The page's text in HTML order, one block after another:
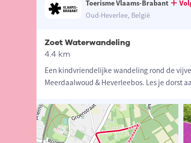
Toerisme Vlaams-Brabant
Oud-Heverlee, België
Zoet Waterwandeling
4.4 km
Een kindvriendelijke wandeling rond de
Meerdaalwoud & Heverleebos. Les je dorst